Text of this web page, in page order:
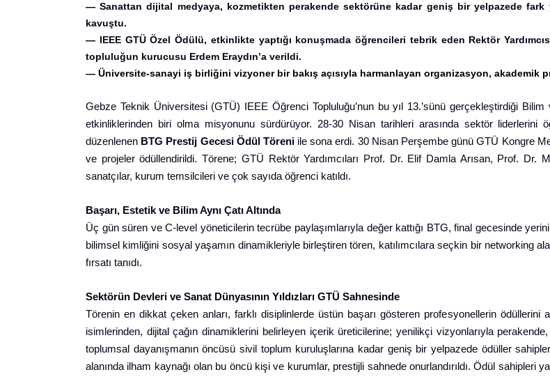
—Sanattan dijital medyaya, kozmetikten perakende sektörüne kadar geniş bir yelpazede
kavuştu.
— IEEE GTÜ Özel Ödülü, etkinlikte yaptığı konuşmada öğrencileri tebrik eden Rektör
topluluğun kurucusu Erdem Eraydın’a verildi.
— Üniversite-sanayi iş birliğini vizyoner bir bakış açısıyla harmanlayan organizasyon, akademik
Gebze Teknik Üniversitesi (GTÜ) IEEE Öğrenci Topluluğu’nun bu yıl 13.’sünü gerçekleştirdiği
etkinliklerinden biri olma misyonunu sürdürüyor. 28-30 Nisan tarihleri arasında sektör
düzenlenen BTG Prestij Gecesi Ödül Töreniile sona erdi. 30 Nisan Perşembe günü GTÜ Kongre
ve projeler ödüllendirildi. Törene; GTÜ Rektör Yardımcıları Prof. Dr. Elif Damla Arısan, Prof. Dr.
sanatçılar, kurum temsilcileri ve çok sayıda öğrenci katıldı.
Başarı, Estetik ve Bilim Aynı Çatı Altında
Üç gün süren ve C-level yöneticilerin tecrübe paylaşımlarıyla değer kattığı BTG, final gecesinde yerini
bilimsel kimliğini sosyal yaşamın dinamikleriyle birleştiren tören, katılımcılara seçkin bir networking
fırsatı tanıdı.
Sektörün Devleri ve Sanat Dünyasının Yıldızları GTÜ Sahnesinde
Törenin en dikkat çeken anları, farklı disiplinlerde üstün başarı gösteren profesyonellerin ödüllerini
isimlerinden, dijital çağın dinamiklerini belirleyen içerik üreticilerine; yenilikçi vizyonlarıyla
toplumsal dayanışmanın öncüsü sivil toplum kuruluşlarına kadar geniş bir yelpazede ödüller
alanında ilham kaynağı olan bu öncü kişi ve kurumlar, prestijli sahnede onurlandırıldı. Ödül sahipleri